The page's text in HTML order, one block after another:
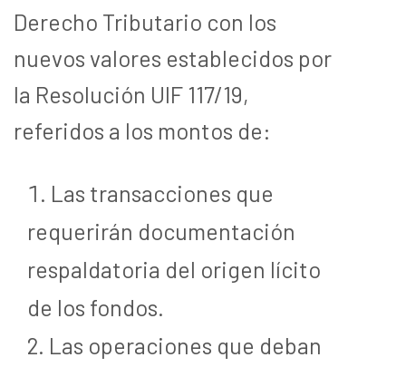
Derecho Tributario con los
nuevos valores establecidos por
la Resolución UIF 117/19,
referidos a los montos de:
Las transacciones que
requerirán documentación
respaldatoria del origen lícito
de los fondos.
Las operaciones que deban